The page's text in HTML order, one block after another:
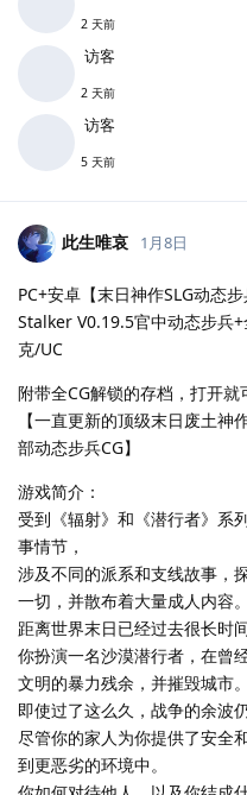
2 天前
访客
2 天前
访客
5 天前
此生唯哀 1月8日
PC+安卓【末日神作SLG动态
Stalker V0.19.5官中动态步兵
克/UC
附带全CG解锁的存档，打开就
【一直更新的顶级末日废土神
部动态步兵CG】
游戏简介：
受到《辐射》和《潜行者》系
事情节，
涉及不同的派系和支线故事，
一切，并散布着大量成人内容。
距离世界末日已经过去很长时间
你扮演一名沙漠潜行者，在曾
文明的暴力残余，并摧毁城市。
即使过了这么久，战争的余波
尽管你的家人为你提供了安全
到更恶劣的环境中。